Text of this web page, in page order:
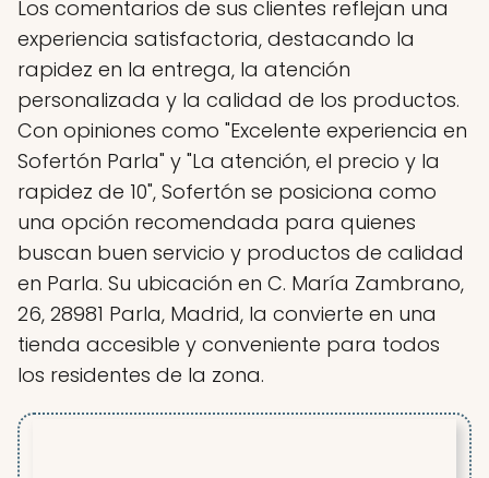
Los comentarios de sus clientes reflejan una
experiencia satisfactoria, destacando la
rapidez en la entrega, la atención
personalizada y la calidad de los productos.
Con opiniones como "Excelente experiencia en
Sofertón Parla" y "La atención, el precio y la
rapidez de 10", Sofertón se posiciona como
una opción recomendada para quienes
buscan buen servicio y productos de calidad
en Parla. Su ubicación en C. María Zambrano,
26, 28981 Parla, Madrid, la convierte en una
tienda accesible y conveniente para todos
los residentes de la zona.